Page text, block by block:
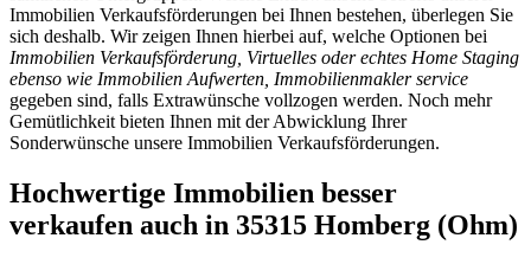
Immobilien Verkaufsförderungen bei Ihnen bestehen, überlegen Sie
sich deshalb. Wir zeigen Ihnen hierbei auf, welche Optionen bei
Immobilien Verkaufsförderung, Virtuelles oder echtes Home Staging
ebenso wie Immobilien Aufwerten, Immobilienmakler service
gegeben sind, falls Extrawünsche vollzogen werden. Noch mehr
Gemütlichkeit bieten Ihnen mit der Abwicklung Ihrer
Sonderwünsche unsere Immobilien Verkaufsförderungen.
Hochwertige Immobilien besser
verkaufen auch in 35315 Homberg (Ohm)